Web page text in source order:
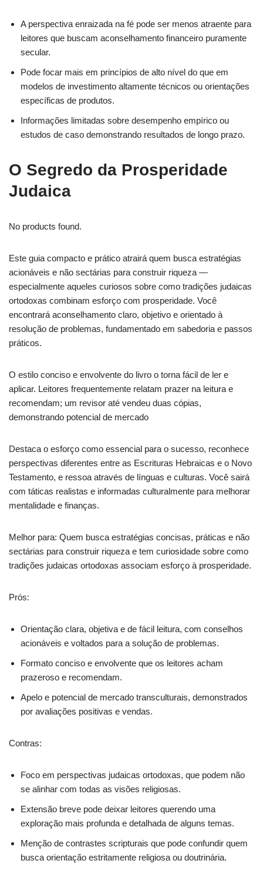
A perspectiva enraizada na fé pode ser menos atraente para
leitores que buscam aconselhamento financeiro puramente
secular.
Pode focar mais em princípios de alto nível do que em
modelos de investimento altamente técnicos ou orientações
específicas de produtos.
Informações limitadas sobre desempenho empírico ou
estudos de caso demonstrando resultados de longo prazo.
O Segredo da Prosperidade
Judaica
No products found.
Este guia compacto e prático atrairá quem busca estratégias
acionáveis e não sectárias para construir riqueza —
especialmente aqueles curiosos sobre como tradições judaicas
ortodoxas combinam esforço com prosperidade. Você
encontrará aconselhamento claro, objetivo e orientado à
resolução de problemas, fundamentado em sabedoria e passos
práticos.
O estilo conciso e envolvente do livro o torna fácil de ler e
aplicar. Leitores frequentemente relatam prazer na leitura e
recomendam; um revisor até vendeu duas cópias,
demonstrando potencial de mercado
Destaca o esforço como essencial para o sucesso, reconhece
perspectivas diferentes entre as Escrituras Hebraicas e o Novo
Testamento, e ressoa através de línguas e culturas. Você sairá
com táticas realistas e informadas culturalmente para melhorar
mentalidade e finanças.
Melhor para: Quem busca estratégias concisas, práticas e não
sectárias para construir riqueza e tem curiosidade sobre como
tradições judaicas ortodoxas associam esforço à prosperidade.
Prós:
Orientação clara, objetiva e de fácil leitura, com conselhos
acionáveis e voltados para a solução de problemas.
Formato conciso e envolvente que os leitores acham
prazeroso e recomendam.
Apelo e potencial de mercado transculturais, demonstrados
por avaliações positivas e vendas.
Contras:
Foco em perspectivas judaicas ortodoxas, que podem não
se alinhar com todas as visões religiosas.
Extensão breve pode deixar leitores querendo uma
exploração mais profunda e detalhada de alguns temas.
Menção de contrastes scripturais que pode confundir quem
busca orientação estritamente religiosa ou doutrinária.